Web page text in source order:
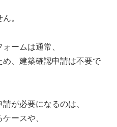
。
ームは通常、
、建築確認申請は不要で
が必要になるのは、
ースや、